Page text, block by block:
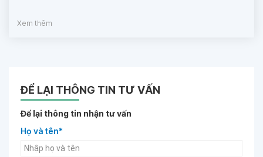
Xem thêm
ĐỂ LẠI THÔNG TIN TƯ VẤN
Để lại thông tin nhận tư vấn
Họ và tên*